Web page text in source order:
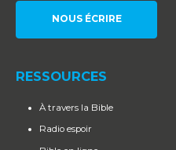
NOUS ÉCRIRE
RESSOURCES
À travers la Bible
Radio espoir